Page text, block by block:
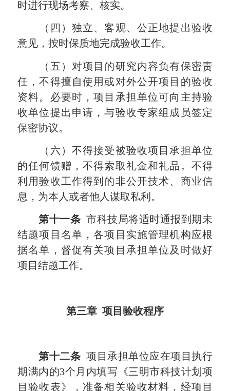
时进行现场考察、核实。
（四）独立、客观、公正地提出验收
意见，按时保质地完成验收工作。
（五）对项目的研究内容负有保密责
任，不得擅自使用或对外公开项目的验收
资料。必要时，项目承担单位可向主持验
收单位提出申请，与验收专家组成员签定
保密协议。
（六）不得接受被验收项目承担单位
的任何馈赠，不得索取礼金和礼品。不得
利用验收工作得到的非公开技术、商业信
息，为本人或者他人谋取私利。
第十一条 市科技局将适时通报到期未
结题项目名单，各项目实施管理机构应根
据名单，督促有关项目承担单位及时做好
项目结题工作。
第三章 项目验收程序
第十二条 项目承担单位应在项目执行
期满内的3个月内填写《三明市科技计划项
目验收表》，准备相关验收材料，经项目